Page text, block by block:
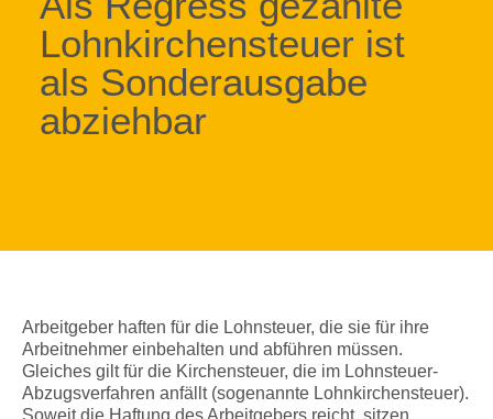
Lohnkirchensteuer ist
als Sonderausgabe
abziehbar
Arbeitgeber haften für die Lohnsteuer, die sie für ihre
Arbeitnehmer einbehalten und abführen müssen.
Gleiches gilt für die Kirchensteuer, die im Lohnsteuer-
Abzugsverfahren anfällt (sogenannte Lohnkirchensteuer).
Soweit die Haftung des Arbeitgebers reicht, sitzen